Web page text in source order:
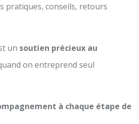
pratiques, conseils, retours
un soutien précieux au
on entreprend seul
à chaque étape de